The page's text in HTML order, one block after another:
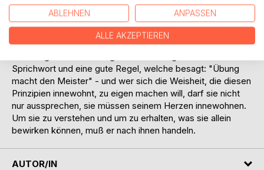
richtigen Prinzipien hat, folgen zunächst falsche Praktiken,
die wiederum in ein verpfuschtes und elendes Leben
Die hier vorgestellten fünf Prinzipien sind fünf Übungen und
Sprichwort und eine gute Regel, welche besagt: "Übung
macht den Meister" - und wer sich die Weisheit, die diesen
Prinzipien innewohnt, zu eigen machen will, darf sie nicht
nur aussprechen, sie müssen seinem Herzen innewohnen.
Um sie zu verstehen und um zu erhalten, was sie allein
bewirken können, muß er nach ihnen handeln.
AUTOR/IN
ABLEHNEN ANPASSEN
ALLE AKZEPTIEREN